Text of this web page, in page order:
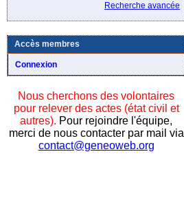
Recherche avancée
Accès membres
Connexion
Nous cherchons des volontaires
pour relever des actes (état civil et
autres). Pour rejoindre l'équipe,
merci de nous contacter par mail via
contact@geneoweb.org